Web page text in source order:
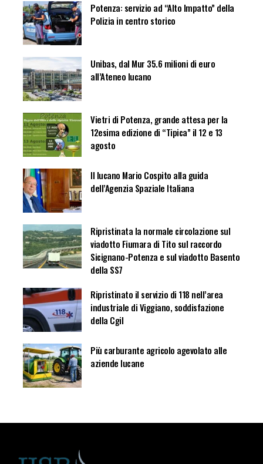
Potenza: servizio ad “Alto Impatto” della
Polizia in centro storico
Unibas, dal Mur 35.6 milioni di euro
all’Ateneo lucano
Vietri di Potenza, grande attesa per la
12esima edizione di “Tipica” il 12 e 13
agosto
Il lucano Mario Cospito alla guida
dell’Agenzia Spaziale Italiana
Ripristinata la normale circolazione sul
viadotto Fiumara di Tito sul raccordo
Sicignano-Potenza e sul viadotto Basento
della SS7
Ripristinato il servizio di 118 nell’area
industriale di Viggiano, soddisfazione
della Cgil
Più carburante agricolo agevolato alle
aziende lucane